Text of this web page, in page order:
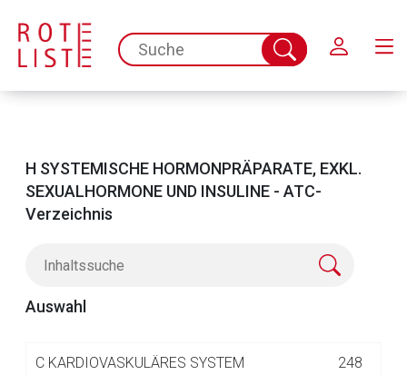
spc.search.input.placeholder
Suche
abschicken
H SYSTEMISCHE HORMONPRÄPARATE, EXKL.
SEXUALHORMONE UND INSULINE - ATC-
Verzeichnis
Auswahl
B BLUT UND BLUTBILDENDE ORGANE
C KARDIOVASKULÄRES SYSTEM 248